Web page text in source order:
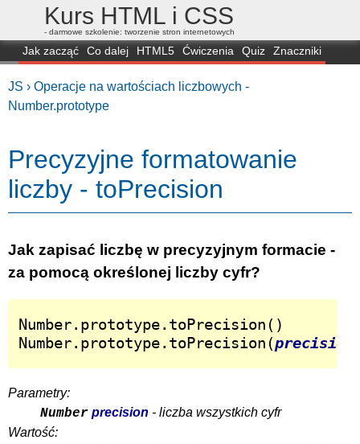
Kurs HTML i CSS
- darmowe szkolenie: tworzenie stron internetowych
Jak zacząć Co dalej HTML5 Ćwiczenia Quiz
Znaczniki
FAQ
Przeglądarki
JS › Operacje na wartościach liczbowych -
Number.prototype
Precyzyjne formatowanie
liczby - toPrecision
Jak zapisać liczbę w precyzyjnym formacie -
za pomocą określonej liczby cyfr?
Number.prototype.toPrecision()
Number.prototype.toPrecision(precision
Parametry:
Number precision - liczba wszystkich cyfr
Wartość: